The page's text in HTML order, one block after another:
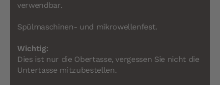
verwendbar.
Spülmaschinen- und mikrowellenfest.
Wichtig:
Dies ist nur die Obertasse, vergessen Sie nicht die
Untertasse mitzubestellen.